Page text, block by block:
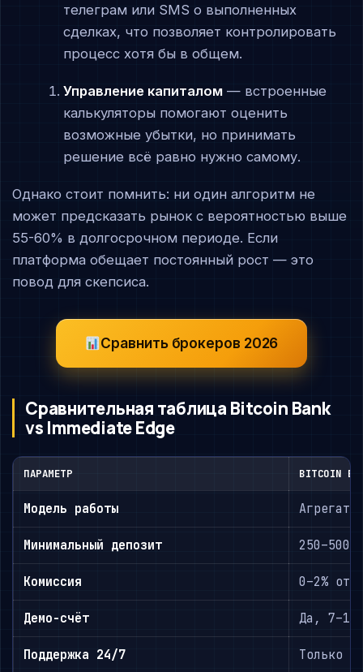
телеграм или SMS о выполненных
сделках, что позволяет контролировать
процесс хотя бы в общем.
Управление капиталом— встроенные
калькуляторы помогают оценить
возможные убытки, но принимать
решение всё равно нужно самому.
Однако стоит помнить: ни один алгоритм не
может предсказать рынок с вероятностью выше
55-60% в долгосрочном периоде. Если
платформа обещает постоянный рост — это
повод для скепсиса.
Сравнить брокеров 2026
Сравнительная таблица Bitcoin Bank
vs Immediate Edge
ПАРАМЕТР BITCOIN
Модель работы
Минимальный депозит 250–500
Комиссия 0–2% от
Демо-счёт Да, 7–14
Поддержка 24/7 Только